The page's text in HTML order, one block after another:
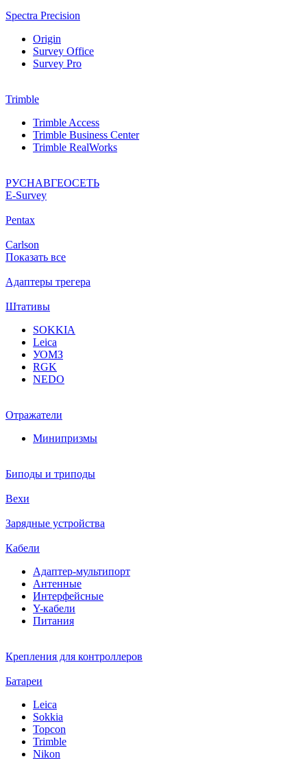
Spectra Precision
Origin
Survey Office
Survey Pro
Trimble
Trimble Access
Trimble Business Center
Trimble RealWorks
РУСНАВГЕОСЕТЬ
Е-Survey
Pentax
Carlson
Показать все
Адаптеры трегера
Штативы
SOKKIA
Leica
УОМЗ
RGK
NEDO
Отражатели
Минипризмы
Биподы и триподы
Вехи
Зарядные устройства
Кабели
Адаптер-мультипорт
Антенные
Интерфейсные
Y-кабели
Питания
Крепления для контроллеров
Батареи
Leica
Sokkia
Topcon
Trimble
Nikon